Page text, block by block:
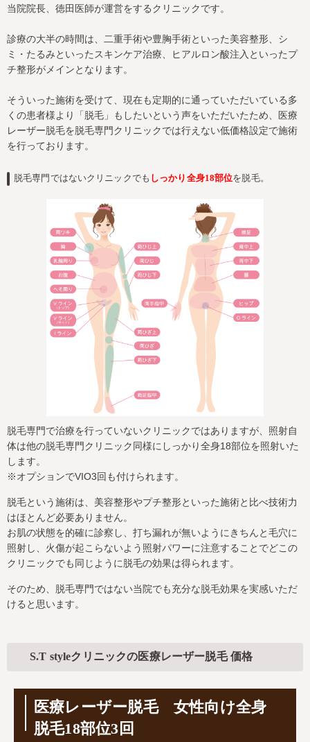
当院院長、徳田医師が運営をするクリニックです。
診療の大半の時間は、二重手術や豊胸手術といった美容整形、シ
ミ・たるみといったスキンケア治療、ヒアルロン酸注入といったプ
チ整形がメインとなります。
そういった施術を受けて、現在も定期的に通っていただいている多
くの患者様より「脱毛」もしたいという声をいただいたため、医療
レーザー脱毛を脱毛専門クリニックでは行えない低価格設定で施術
を行っております。
脱毛専門ではないクリニックでも しっかり全身18部位を脱毛。
脱毛専門で治療を行っていないクリニックではありますが、照射自
体は他の脱毛専門クリニック同様にしっかり全身18部位を照射いた
します。
※オプションでVIO3回も付けられます。
脱毛という施術は、美容整形やプチ整形といった施術と比べ技術力
はほとんど必要ありません。
お肌の状態を的確に診察し、打ち漏れが無いようにきちんと毛穴に
照射し、火傷が起こらないよう照射パワーに注意することでどこの
クリニックでも同じように脱毛の効果は得られます。
そのため、脱毛専門ではない当院でも充分な脱毛効果を実感いただ
けると思います。
S.T styleクリニックの医療レーザー脱毛 価格
医療レーザー脱毛 女性向け全身
脱毛18部位3回